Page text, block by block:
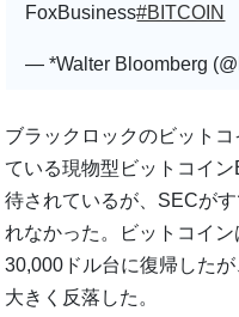
FoxBusiness#BITCOIN
— *Walter Bloomberg
ブラックロックのビット
ている現物型ビットコイ
待されているが、SECが
れなかった。ビットコイ
30,000ドル台に復帰した
大きく反落した。